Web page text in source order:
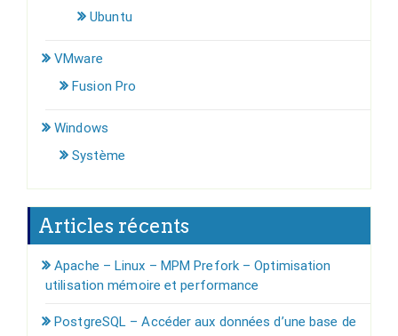
Ubuntu
VMware
Fusion Pro
Windows
Système
Articles récents
Apache – Linux – MPM Prefork – Optimisation
utilisation mémoire et performance
PostgreSQL – Accéder aux données d’une base de